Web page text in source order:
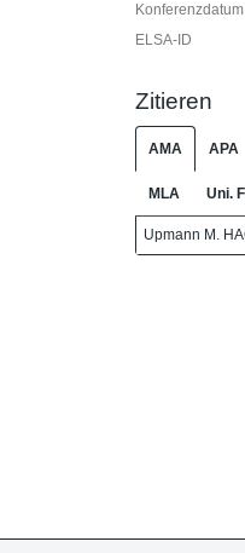
Konferenzdatum
ELSA-ID
Zitieren
AMA APA
MLA Uni.
Upmann M.